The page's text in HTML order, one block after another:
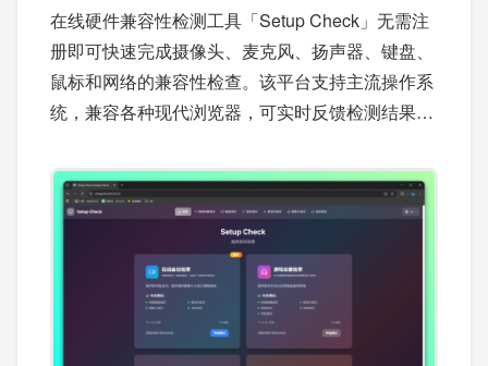
在线硬件兼容性检测工具「Setup Check」无需注
册即可快速完成摄像头、麦克风、扬声器、键盘、
鼠标和网络的兼容性检查。该平台支持主流操作系
统，兼容各种现代浏览器，可实时反馈检测结果。
具快速监测硬件情况。